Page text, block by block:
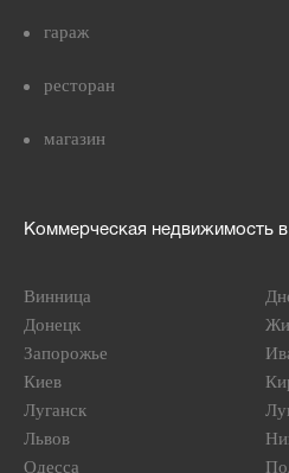
гараж
ресторан
магазин
Коммерческая недвижимость в
Винница
Донецк
Запорожье
Киев
Луганск
Львов
Одесса